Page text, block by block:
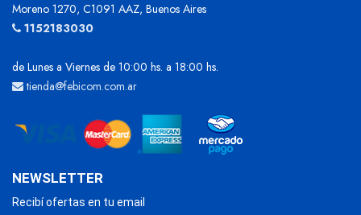
Moreno 1270, C1091 AAZ, Buenos Aires
1152183030
de Lunes a Viernes de 10:00 hs. a 18:00 hs.
tienda@febicom.com.ar
NEWSLETTER
Recibí ofertas en tu email